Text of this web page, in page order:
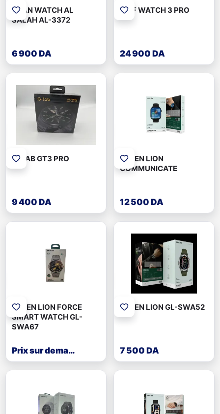
AZAN WATCH AL
SALAH AL-3372
6 900 DA
CMF WATCH 3 PRO
24 900 DA
G-TAB GT3 PRO
9 400 DA
GREEN LION
COMMUNICATE
12 500 DA
GREEN LION FORCE
SMART WATCH GL-
SWA67
Prix sur demande
GREEN LION GL-SWA52
7 500 DA